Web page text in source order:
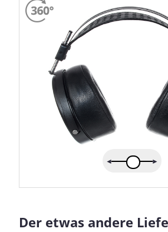
Der etwas andere